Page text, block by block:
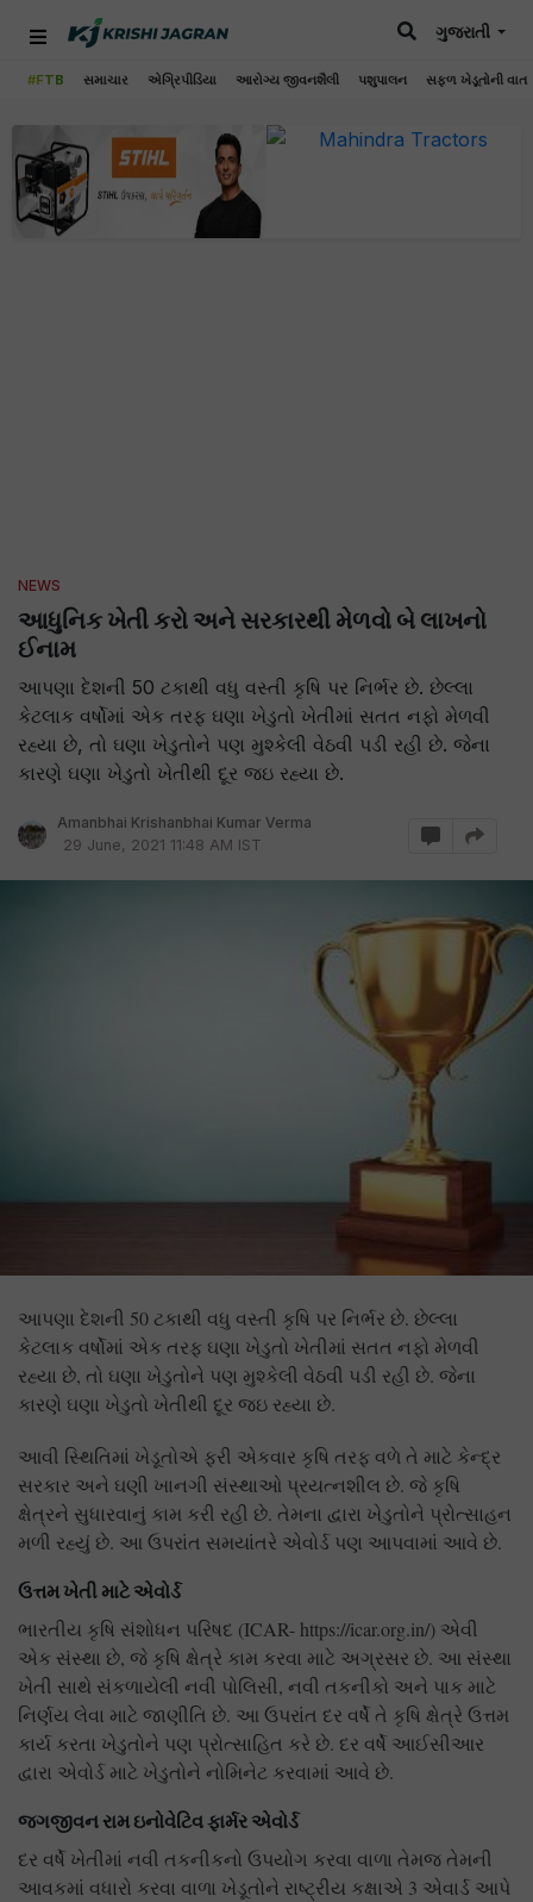
#FTB સમાચાર એગ્રિપીડિયા આરોગ્ય જીવનશૈલી પશુપાલન સફળ ખેડૂતોની વાત
ગુજરાતી
NEWS
આધુનિક ખેતી કરો અને સરકારથી મેળવો બે લાખનો
ઈનામ
આપણા દેશની 50 ટકાથી વધુ વસ્તી કૃષિ પર નિર્ભર છે. છેલ્લા
કેટલાક વર્ષોમાં એક તરફ ઘણા ખેડુતો ખેતીમાં સતત નફો મેળવી
રહ્યા છે, તો ઘણા ખેડુતોને પણ મુશ્કેલી વેઠવી પડી રહી છે. જેના
કારણે ઘણા ખેડુતો ખેતીથી દૂર જઇ રહ્યા છે.
Amanbhai Krishanbhai Kumar Verma
29 June, 2021 11:48 AM IST
આપણા દેશની 50 ટકાથી વધુ વસ્તી કૃષિ પર નિર્ભર છે. છેલ્લા
કેટલાક વર્ષોમાં એક તરફ ઘણા ખેડુતો ખેતીમાં સતત નફો મેળવી
રહ્યા છે, તો ઘણા ખેડુતોને પણ મુશ્કેલી વેઠવી પડી રહી છે. જેના
કારણે ઘણા ખેડુતો ખેતીથી દૂર જઇ રહ્યા છે.
આવી સ્થિતિમાં ખેડૂતોએ ફરી એકવાર કૃષિ તરફ વળે તે માટે કેન્દ્ર
સરકાર અને ઘણી ખાનગી સંસ્થાઓ પ્રયત્નશીલ છે. જે કૃષિ
ક્ષેત્રને સુધારવાનું કામ કરી રહી છે. તેમના દ્વારા ખેડુતોને પ્રોત્સાહન
મળી રહ્યું છે. આ ઉપરાંત સમયાંતરે એવોર્ડ પણ આપવામાં આવે છે.
ઉત્તમ ખેતી માટે એવોર્ડ
ભારતીય કૃષિ સંશોધન પરિષદ (ICAR- https://icar.org.in/) એવી
એક સંસ્થા છે, જે કૃષિ ક્ષેત્રે કામ કરવા માટે અગ્રસર છે. આ સંસ્થા
ખેતી સાથે સંકળાયેલી નવી પોલિસી, નવી તકનીકો અને પાક માટે
નિર્ણય લેવા માટે જાણીતિ છે. આ ઉપરાંત દર વર્ષે તે કૃષિ ક્ષેત્રે ઉત્તમ
કાર્ય કરતા ખેડુતોને પણ પ્રોત્સાહિત કરે છે. દર વર્ષે આઈસીઆર
દ્વારા એવોર્ડ માટે ખેડુતોને નોમિનેટ કરવામાં આવે છે.
જગજીવન રામ ઇનોવેટિવ ફાર્મર એવોર્ડ
દર વર્ષે ખેતીમાં નવી તકનીકનો ઉપયોગ કરવા વાળા તેમજ તેમની
આવકમાં વધારો કરવા વાળા ખેડૂતોને રાષ્ટ્રીય કક્ષાએ 3 એવાર્ડ આપે